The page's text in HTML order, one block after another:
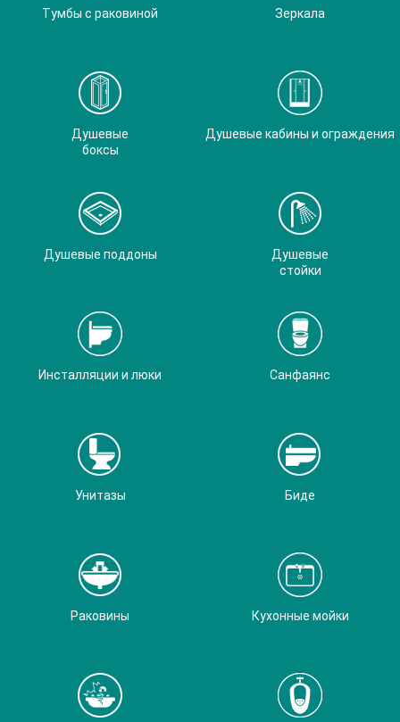
Тумбы с раковиной Зеркала
Душевые
боксы
Душевые кабины и ограждения
Душевые поддоны
Душевые
стойки
Инсталляции и люки Санфаянс
Унитазы Биде
Раковины Кухонные мойки